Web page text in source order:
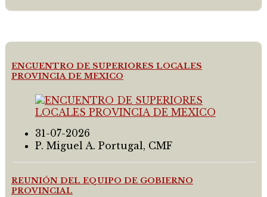
ENCUENTRO DE SUPERIORES LOCALES
PROVINCIA DE MEXICO
31-07-2026
P. Miguel A. Portugal, CMF
REUNIÓN DEL EQUIPO DE GOBIERNO
PROVINCIAL